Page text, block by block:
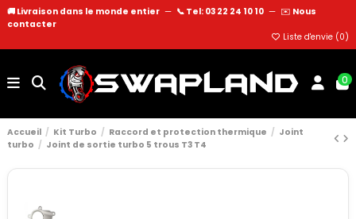
🚚 Livraison dans le monde entier — 📞 Tel: 03 22 24 10 10 — ✉️ Nous
contacter
Liste d'envie (0)
0
Accueil Kit Turbo Raccord et protection thermique
Joint
turbo
Joint de sortie turbo 5 trous T3 T4